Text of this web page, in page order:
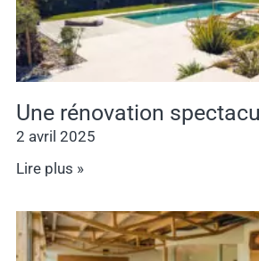
Une rénovation
2 avril 2025
Lire plus »